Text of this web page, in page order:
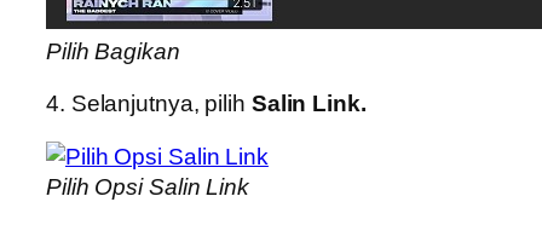
Pilih Bagikan
4. Selanjutnya, pilih Salin Link.
Pilih Opsi Salin Link